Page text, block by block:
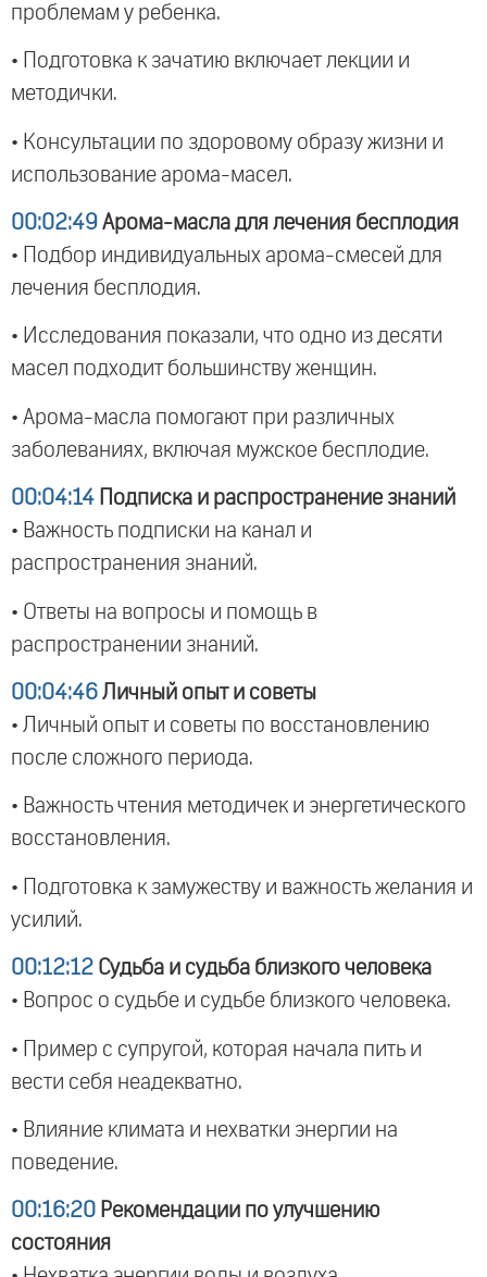
проблемам у ребенка.
• Подготовка к зачатию включает лекции и
методички.
• Консультации по здоровому образу жизни и
использование арома-масел.
00:02:49 Арома-масла для лечения бесплодия
• Подбор индивидуальных арома-смесей для
лечения бесплодия.
• Исследования показали, что одно из десяти
масел подходит большинству женщин.
• Арома-масла помогают при различных
заболеваниях, включая мужское бесплодие.
00:04:14 Подписка и распространение знаний
• Важность подписки на канал и
распространения знаний.
• Ответы на вопросы и помощь в
распространении знаний.
00:04:46 Личный опыт и советы
• Личный опыт и советы по восстановлению
после сложного периода.
• Важность чтения методичек и энергетического
восстановления.
• Подготовка к замужеству и важность желания и
усилий.
00:12:12 Судьба и судьба близкого человека
• Вопрос о судьбе и судьбе близкого человека.
• Пример с супругой, которая начала пить и
вести себя неадекватно.
• Влияние климата и нехватки энергии на
поведение.
00:16:20 Рекомендации по улучшению
состояния